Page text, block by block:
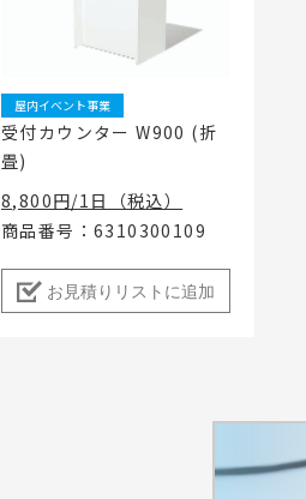
屋内イベント事業
受付カウンター W900 (折
畳)
8,800円/1日（税込）
商品番号：6310300109
お見積りリストに追加